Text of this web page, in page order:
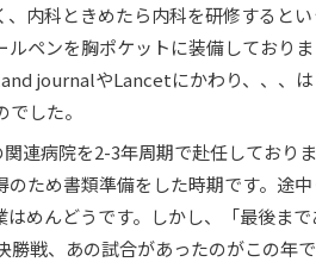
内科ときめたら内科を研修すると
ペンを胸ポケットに装備しており
journalやLancetにかわり、、、
した。
連病院を2-3年周期で赴任しており
ため書類準備をした時期です。途中
めんどうです。しかし、「最後ま
戦、あの試合があったのがこの年